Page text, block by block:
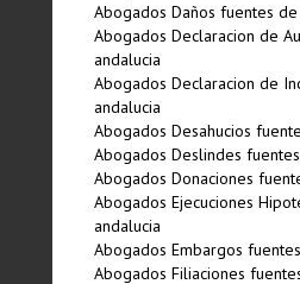
Abogados Daños fuentes
Abogados Declaracion de
andalucia
Abogados Declaracion de
andalucia
Abogados Desahucios
Abogados Deslindes
Abogados Donaciones
Abogados Ejecuciones
andalucia
Abogados Embargos
Abogados Filiaciones